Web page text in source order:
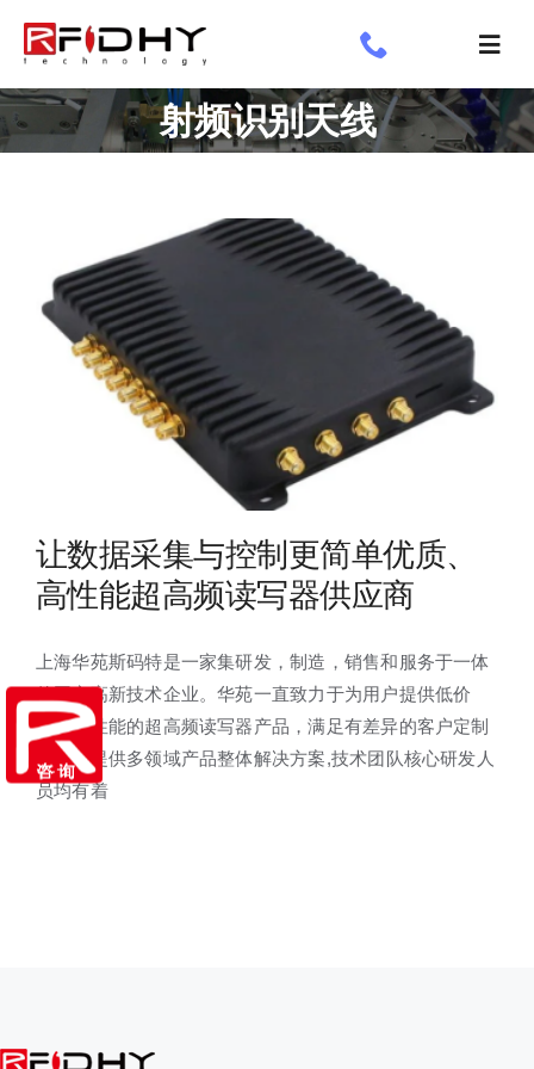
容
切
换
导
航
了解我们
应用领域
新闻专栏
射频识别天线
让数据采集与控制更简单优质、
高性能超高频读写器供应商
上海华苑斯码特是一家集研发，制造，销售和服务于一体
的国家高新技术企业。华苑一直致力于为用户提供低价
格、高性能的超高频读写器产品，满足有差异的客户定制
需求和提供多领域产品整体解决方案,技术团队核心研发人
员均有着